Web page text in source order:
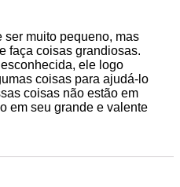
muito pequeno, mas
faça coisas grandiosas.
ele logo
coisas para ajudá-lo
coisas não estão em
em seu grande e valente